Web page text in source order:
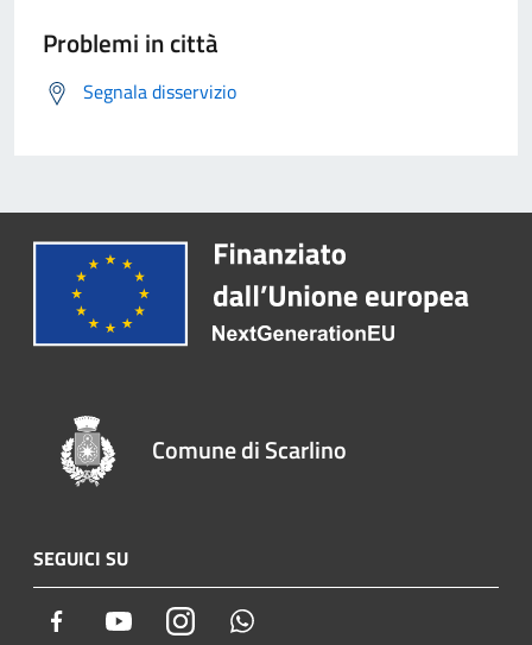
Problemi in città
Segnala disservizio
Comune di Scarlino
SEGUICI SU
Facebook YoutubeInstagram